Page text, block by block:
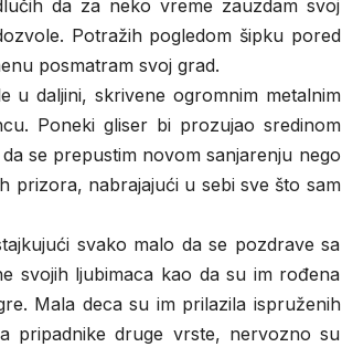
da za neko vreme zauzdam svoj
Potražih pogledom šipku pored
posmatram svoj grad.
u daljini, skrivene ogromnim metalnim
Poneki gliser bi prozujao sredinom
se prepustim novom sanjarenju nego
prizora, nabrajajući u sebi sve što sam
svako malo da se pozdrave sa
svojih ljubimaca kao da su im rođena
Mala deca su im prilazila ispruženih
pripadnike druge vrste, nervozno su